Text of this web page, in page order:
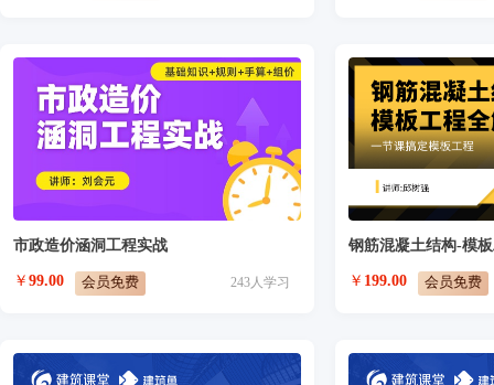
市政造价涵洞工程实战
￥ 99.00 会员免费 243人学习
钢筋混凝土结构-模
￥ 199.00 会员免费